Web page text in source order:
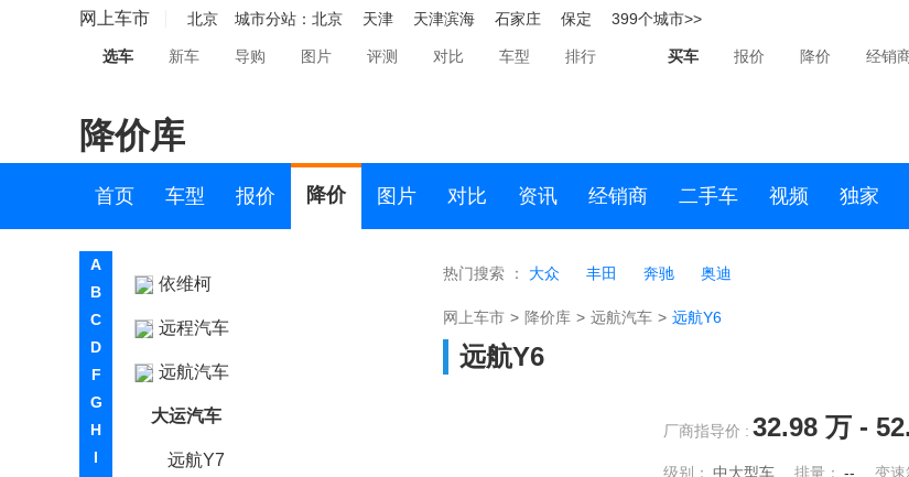
网上车市 北京 城市分站： 北京 天津 天津滨海 石家庄 保定 399个城市>>
选车 新车 导购 图片 评测 对比 车型 排行 买车 报价 降价 经销
降价库
首页 车型 报价 降价 图片 对比 资讯 经销商 二手车 视频 独家
A
B
C
D
F
G
H
I
仰望
烨
英菲尼迪
萤火虫
依维柯
远程汽车
远航汽车
大运汽车
远航Y7
热门搜索 ： 大众 丰田 奔驰 奥迪
网上车市 > 降价库 > 远航汽车 > 远航Y6
远航Y6
厂商指导价 : 32.98 万 -
级别： 中大型车 排量： -- 变速